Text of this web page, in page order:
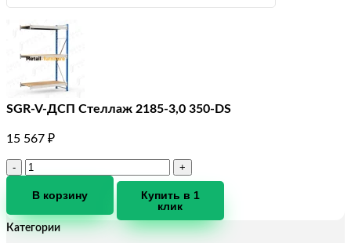
SGR-V-ДСП Стеллаж 2185-3,0 350-DS
15 567 ₽
Количество
SGR-
ДСП
В корзину
Купить в 1
клик
Категории